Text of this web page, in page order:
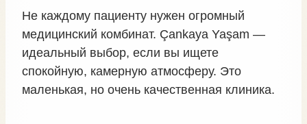
Не каждому пациенту нужен огромный
медицинский комбинат. Çankaya Yaşam —
идеальный выбор, если вы ищете
спокойную, камерную атмосферу. Это
маленькая, но очень качественная клиника.